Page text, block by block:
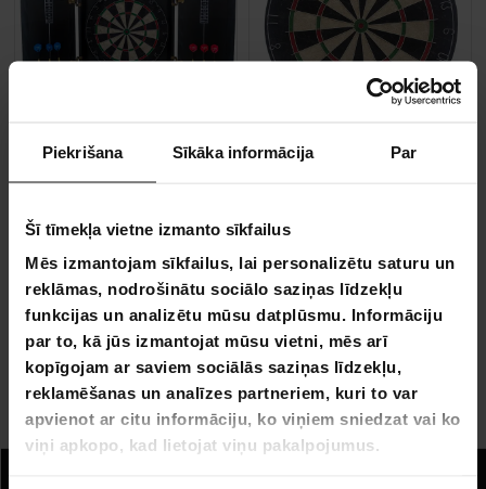
Piekrišana Sīkāka informācija Par
Šī tīmekļa vietne izmanto sīkfailus
Mēs izmantojam sīkfailus, lai personalizētu saturu un
reklāmas, nodrošinātu sociālo saziņas līdzekļu
funkcijas un analizētu mūsu datplūsmu. Informāciju
par to, kā jūs izmantojat mūsu vietni, mēs arī
kopīgojam ar saviem sociālās saziņas līdzekļu,
reklamēšanas un analīzes partneriem, kuri to var
apvienot ar citu informāciju, ko viņiem sniedzat vai ko
viņi apkopo, kad lietojat viņu pakalpojumus.
BEZ­MAK­SAS PIE­GĀ­DE
89,90 €
159,00 €
39,90 €
Dartboard